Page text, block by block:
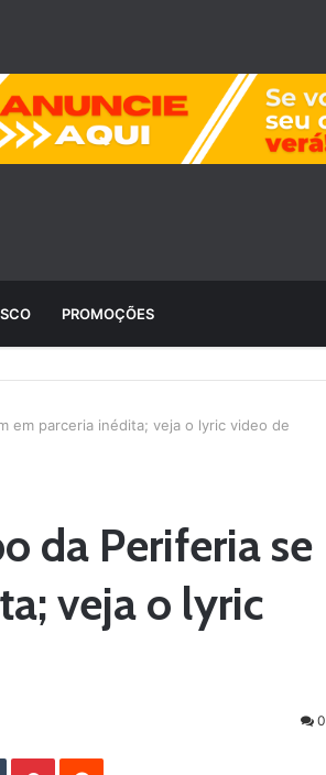
PROMOÇÕES
em parceria inédita; veja o lyric video de
da Periferia se
veja o lyric
0
Tumblr Pinterest